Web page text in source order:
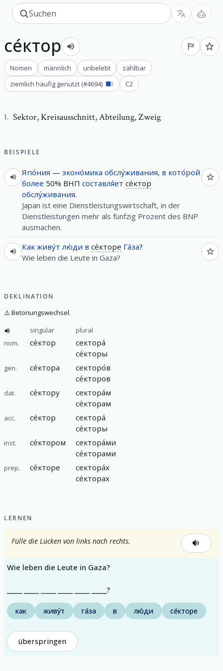
се́ктор
Nomen männlich unbelebt
zählbar
ziemlich häufig genutzt (#4694) C2
1. Sektor,Kreisausschnitt, Abteilung, Zweig
BEISPIELE
Япо́ния — эконо́мика обслу́живания, в кото́рой
более 50% ВНП составля́ет се́ктор
обслу́живания.
Japan ist eine Dienstleistungswirtschaft, in der
Dienstleistungen mehr als fünfzig Prozent des BNP
ausmachen.
Как живу́т лю́ди в се́кторе Га́за?
Wie leben die Leute in Gaza?
DEKLINATION
⚠️ Betonungswechsel.
singular
plural
nom.
се́ктор
сектора́
се́кторы
gen. се́ктора
секторо́в
се́кторов
dat. се́ктору
сектора́м
се́кторам
acc. се́ктор
сектора́
се́кторы
inst. се́ктором
сектора́ми
се́кторами
prep. се́кторе
сектора́х
се́кторах
LERNEN
Fülle die Lücken von links nach rechts.
Wie leben die Leute in Gaza?
_____ _____ _____ _____ _____ _____?
как живу́т га́за в лю́ди се́кторе
überspringen